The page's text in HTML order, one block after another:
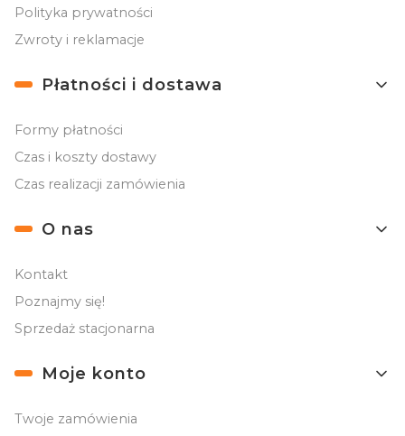
Polityka prywatności
Zwroty i reklamacje
Płatności i dostawa
Formy płatności
Czas i koszty dostawy
Czas realizacji zamówienia
O nas
Kontakt
Poznajmy się!
Sprzedaż stacjonarna
Moje konto
Twoje zamówienia